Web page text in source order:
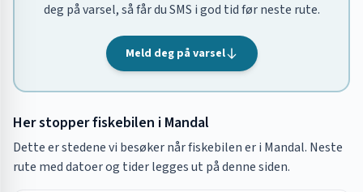
deg på varsel, så får du SMS i god tid før neste rute.
Meld deg på varsel
Her stopper fiskebilen i Mandal
Dette er stedene vi besøker når fiskebilen er i Mandal. Neste
rute med datoer og tider legges ut på denne siden.